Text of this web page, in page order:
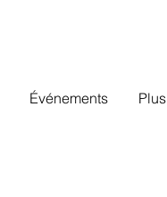
Événements Plus